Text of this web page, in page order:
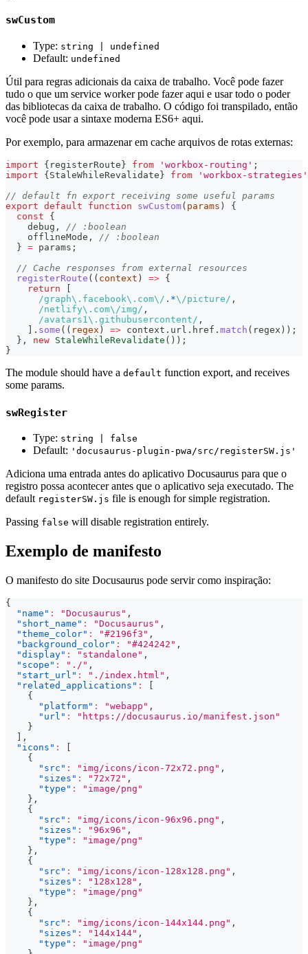
swCustom
Type: string | undefined
Default: undefined
Útil para regras adicionais da caixa de trabalho. Você pode fazer
tudo o que um service worker pode fazer aqui e usar todo o poder
das bibliotecas da caixa de trabalho. O código foi transpilado, então
você pode usar a sintaxe moderna ES6+ aqui.
Por exemplo, para armazenar em cache arquivos de rotas externas:
import { registerRoute } from 'workbox-routing' ;
import
{ StaleWhileRevalidate } from
'workbox-strategies'
// default fn export receiving some useful params
export default function swCustom( params )
{
const
{
    debug
,
// :boolean
    offlineMode
,
// :boolean
} = params ;
// Cache responses from external resources
registerRoute ( ( context ) => {
return
/graph\. facebook\. com\/ . *\/picture/ ,
/netlify\. com\/img/ ,
/avatars1\. githubusercontent/ ,
. some ( ( regex ) => context . url . href . match ( regex ) ) ;
} , new StaleWhileRevalidate ( ) ) ;
}
The module should have a default function export, and receives
some params.
swRegister
Type: string | false
Default: 'docusaurus-plugin-pwa/src/registerSW.js'
Adiciona uma entrada antes do aplicativo Docusaurus para que o
registro possa acontecer antes que o aplicativo seja executado. The
default registerSW.js file is enough for simple registration.
Passing false will disable registration entirely.
Exemplo de manifesto
O manifesto do site Docusaurus pode servir como inspiração:
{
"name" : "Docusaurus" ,
"short_name" : "Docusaurus" ,
"theme_color" : "#2196f3" ,
"background_color" : "#424242" ,
"display" : "standalone" ,
"scope" : "./" ,
"start_url" : "./index.html" ,
"related_applications" :
{
"platform" : "webapp" ,
"url" :
"https://docusaurus.io/manifest.json"
}
,
"icons" :
{
"src" : "img/icons/icon-72x72.png" ,
"sizes" : "72x72" ,
"type" :
"image/png"
} ,
{
"src" : "img/icons/icon-96x96.png" ,
"sizes" : "96x96" ,
"type" :
"image/png"
} ,
{
"src" : "img/icons/icon-128x128.png" ,
"sizes" : "128x128" ,
"type" :
"image/png"
} ,
{
"src" : "img/icons/icon-144x144.png" ,
"sizes" : "144x144" ,
"type" :
"image/png"